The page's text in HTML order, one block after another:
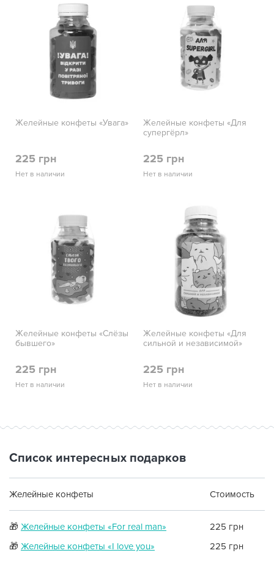
Желейные конфеты «Увага»
225 грн
Нет в наличии
Желейные конфеты «Для
супергёрл»
225 грн
Нет в наличии
Желейные конфеты «Слёзы
бывшего»
225 грн
Нет в наличии
Желейные конфеты «Для
сильной и независимой»
225 грн
Нет в наличии
Список интересных подарков
Желейные конфеты Стоимость
🎁 Желейные конфеты «For real man»
225 грн
🎁 Желейные конфеты «I love you» 225 грн